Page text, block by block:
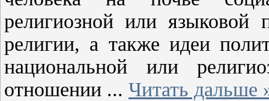
религиозной или языковой
религии, а также идеи
национальной или
отношении ... Читать дальше